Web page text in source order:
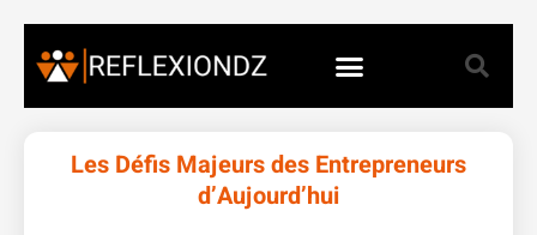
Les Défis Majeurs des Entrepreneurs
d’Aujourd’hui